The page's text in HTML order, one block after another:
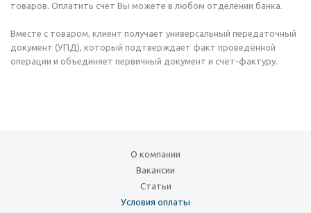
товаров. Оплатить счет Вы можете в любом отделении банка.
Вместе с товаром, клиент получает универсальный передаточный
документ (УПД), который подтверждает факт проведённой
операции и объединяет первичный документ и счёт-фактуру.
О компании
Вакансии
Статьи
Условия оплаты